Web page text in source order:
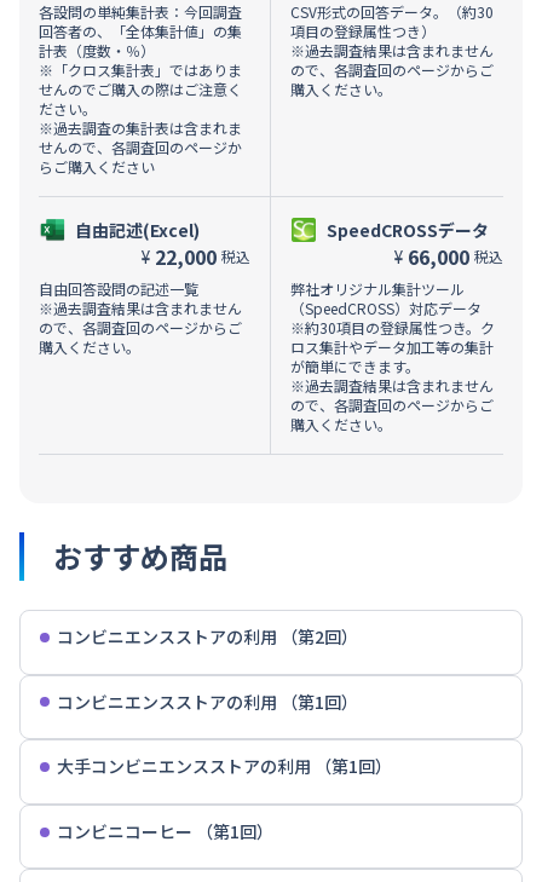
各設問の単純集計表：今回調査
回答者の、「全体集計値」の集
計表（度数・％）
※「クロス集計表」ではありま
せんのでご購入の際はご注意く
ださい。
※過去調査の集計表は含まれま
せんので、各調査回のページか
らご購入ください
自由記述(Excel)
¥ 22,000 税込
自由回答設問の記述一覧
※過去調査結果は含まれません
ので、各調査回のページからご
購入ください。
CSV形式の回答データ。（約30
項目の登録属性つき）
※過去調査結果は含まれません
ので、各調査回のページからご
購入ください。
SpeedCROSSデータ
¥ 66,000 税込
弊社オリジナル集計ツール
（SpeedCROSS）対応データ
※約30項目の登録属性つき。ク
ロス集計やデータ加工等の集計
が簡単にできます。
※過去調査結果は含まれません
ので、各調査回のページからご
購入ください。
おすすめ商品
コンビニエンスストアの利用 （第2回）
コンビニエンスストアの利用 （第1回）
大手コンビニエンスストアの利用 （第1回）
コンビニコーヒー （第1回）